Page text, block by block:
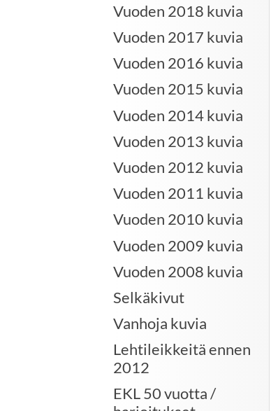
Vuoden 2018 kuvia
Vuoden 2017 kuvia
Vuoden 2016 kuvia
Vuoden 2015 kuvia
Vuoden 2014 kuvia
Vuoden 2013 kuvia
Vuoden 2012 kuvia
Vuoden 2011 kuvia
Vuoden 2010 kuvia
Vuoden 2009 kuvia
Vuoden 2008 kuvia
Selkäkivut
Vanhoja kuvia
Lehtileikkeitä ennen
2012
EKL 50 vuotta /